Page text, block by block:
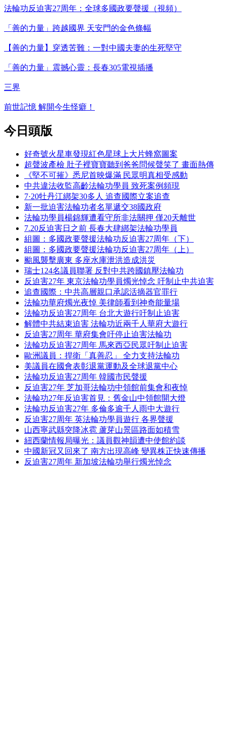
法輪功反迫害27周年：全球多國政要聲援（視頻）
「善的力量」跨越國界 天安門的金色條幅
【善的力量】穿透苦難：一對中國夫妻的生死堅守
「善的力量」震撼心靈：長春305電視插播
三界
前世記憶 解開今生怪癖！
今日頭版
好奇號火星車發現紅色星球上大片蜂窩圖案
超聲波產檢 肚子裡寶寶聽到爸爸問候聲笑了 畫面熱傳
《堅不可摧》悉尼首映爆滿 民眾明真相受感動
中共違法收監高齡法輪功學員 致死案例頻現
7·20牡丹江綁架30多人 追查國際立案追查
新一批迫害法輪功者名單遞交38國政府
法輪功學員楊錦輝遭看守所非法關押 僅20天離世
7.20反迫害日之前 長春大肆綁架法輪功學員
組圖：多國政要聲援法輪功反迫害27周年（下）
組圖：多國政要聲援法輪功反迫害27周年（上）
颱風襲擊廣東 多座水庫泄洪造成洪災
瑞士124名議員聯署 反對中共跨國鎮壓法輪功
反迫害27年 東京法輪功學員燭光悼念 吁制止中共迫害
追查國際：中共高層親口承認活摘器官罪行
法輪功華府燭光夜悼 美律師看到神奇能量場
法輪功反迫害27周年 台北大遊行吁制止迫害
解體中共結束迫害 法輪功近兩千人華府大遊行
反迫害27周年 華府集會吁停止迫害法輪功
法輪功反迫害27周年 馬來西亞民眾吁制止迫害
歐洲議員：捍衛「真善忍」 全力支持法輪功
美議員在國會表彰退黨運動及全球退黨中心
法輪功反迫害27周年 韓國市民聲援
反迫害27年 芝加哥法輪功中領館前集會和夜悼
法輪功27年反迫害首見：舊金山中領館開大燈
法輪功反迫害27年 多倫多逾千人雨中大遊行
反迫害27周年 英法輪功學員遊行 各界聲援
山西寧武縣突降冰雹 蘆芽山景區路面如積雪
紐西蘭情報局曝光：議員觀神韻遭中使館約談
中國新冠又回來了 南方出現高峰 變異株正快速傳播
反迫害27周年 新加坡法輪功舉行燭光悼念